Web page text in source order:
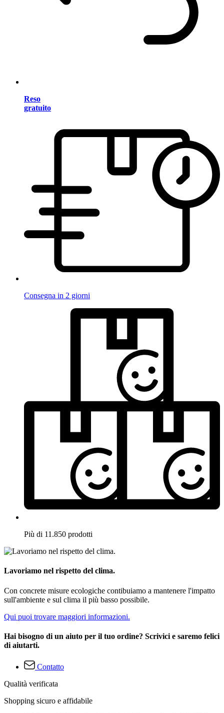
Reso
gratuito
Consegna in 2 giorni
Più di 11.850 prodotti
Lavoriamo nel rispetto del clima.
Con concrete misure ecologiche contibuiamo a mantenere l'impatto
sull'ambiente e sul clima il più basso possibile.
Qui puoi trovare maggiori informazioni.
Hai bisogno di un aiuto per il tuo ordine? Scrivici e saremo felici
di aiutarti.
Contatto
Qualità verificata
Shopping sicuro e affidabile